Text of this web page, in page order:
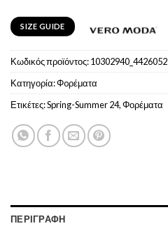
SIZE GUIDE
Κωδικός προϊόντος:10302940_4426052
Κατηγορία:Φoρέματα
Ετικέτες:Spring-Summer 24,Φορέματα
ΠΕΡΙΓΡΑΦΉ